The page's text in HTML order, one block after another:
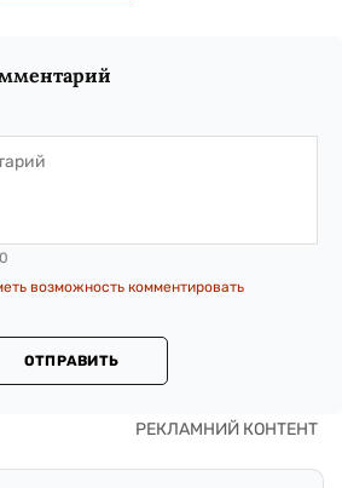
возможность комментировать
ОТПРАВИТЬ